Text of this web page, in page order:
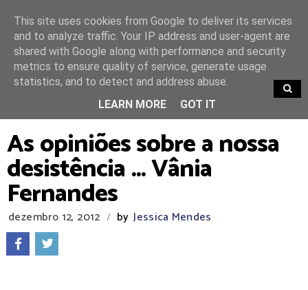
TRENDING
As opiniões sobre a nossa
desistência ... Vânia
Fernandes
dezembro 12, 2012 / by Jessica Mendes
This site uses cookies from Google to deliver its services
and to analyze traffic. Your IP address and user-agent are
shared with Google along with performance and security
metrics to ensure quality of service, generate usage
statistics, and to detect and address abuse.
LEARN MORE
GOT IT